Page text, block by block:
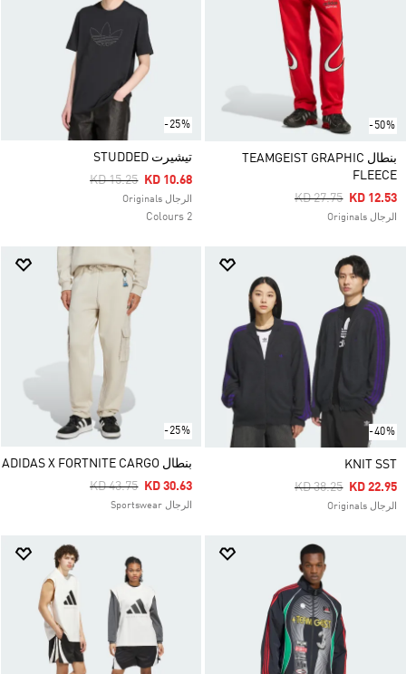
-50%
بنطال TEAMGEIST GRAPHIC
FLEECE
Price Reduced
KD 27.75ToKD 12.53
الرجال Originals
-25%
تيشيرت STUDDED
Price Reduced From
KD 15.25ToKD 10.68
الرجال Originals
2 Colours
-40%
KNIT SST
Price Reduced
KD 38.25ToKD 22.95
الرجال Originals
-25%
بنطال ADIDAS X FORTNITE CARGO
Price Reduced From
KD 43.75ToKD 30.63
الرجال Sportswear